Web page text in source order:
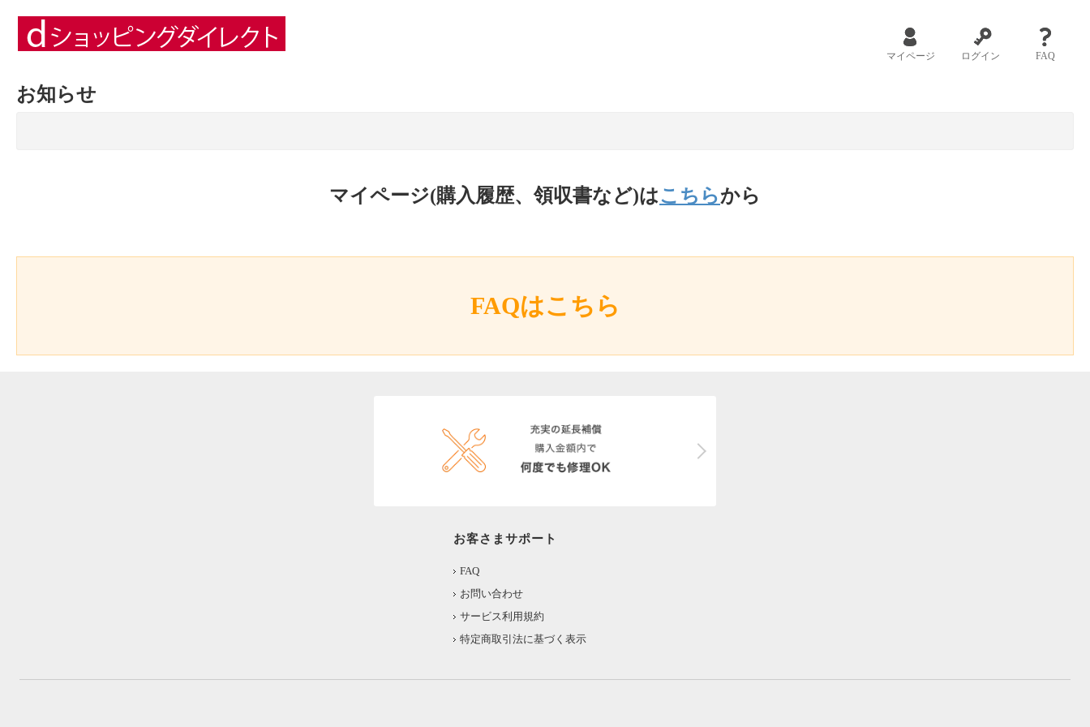
マイページ ログイン FAQ
お知らせ
マイページ(購入履歴、領収書など)はこちらから
FAQはこちら
お客さまサポート
FAQ
お問い合わせ
サービス利用規約
特定商取引法に基づく表示